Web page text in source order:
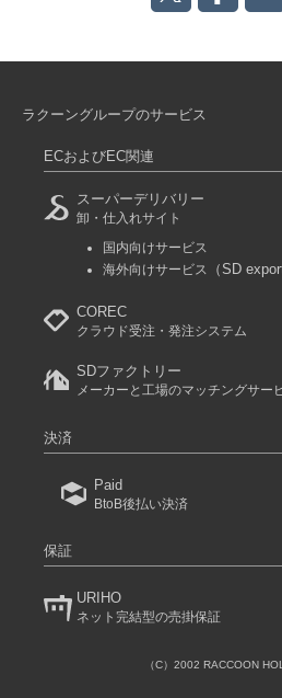
ラクーングループのサービス
ECおよびEC関連
スーパーデリバリー
卸・仕入れサイト
国内向けサービス
海外向けサービス
（SD
COREC
クラウド受注・発注システム
SDファクトリー
メーカーと工場のマッチングサー
決済
Paid
BtoB後払い決済
保証
URIHO
ネット完結型の売掛保証
（C）2002 RACCOON